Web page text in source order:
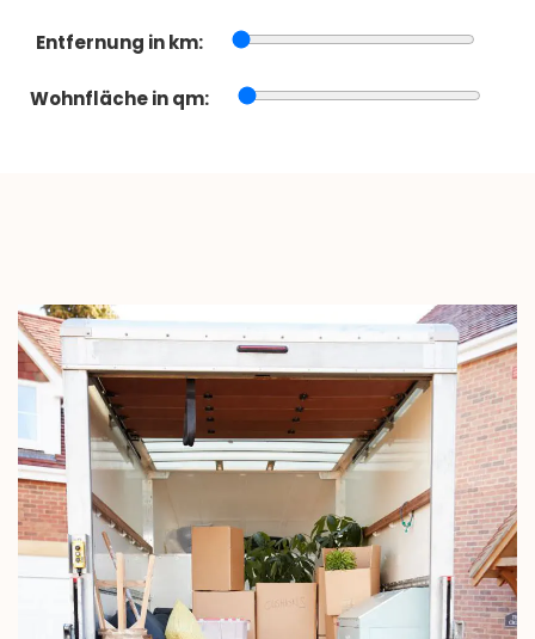
Entfernung in km:
Wohnfläche in qm: